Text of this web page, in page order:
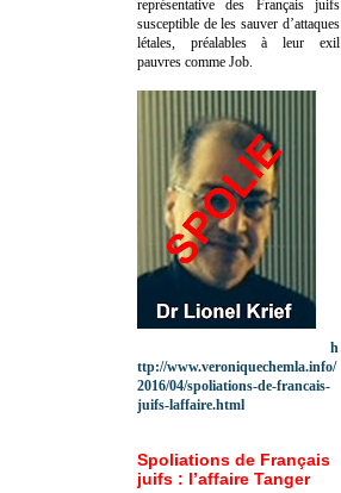
représentative des Français juifs
susceptible de les sauver d’attaques
létales, préalables à leur exil
pauvres comme Job.
h
ttp://www.veroniquechemla.info/
2016/04/spoliations-de-francais-
juifs-laffaire.html
Spoliations de Français
juifs : l’affaire Tanger